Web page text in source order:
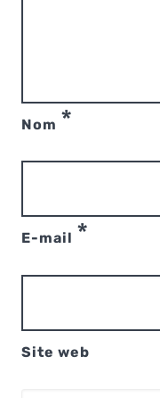
Nom *
E-mail *
Site web